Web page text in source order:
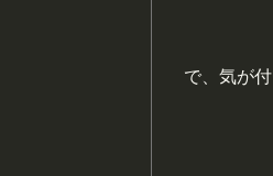
で、気が